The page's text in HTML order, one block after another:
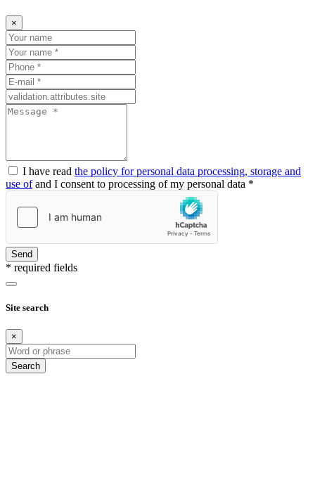
×
I have read the policy for personal data processing, storage and
use ofand I consent to processing of my personal data *
Send
* required fields
Site search
×
Search